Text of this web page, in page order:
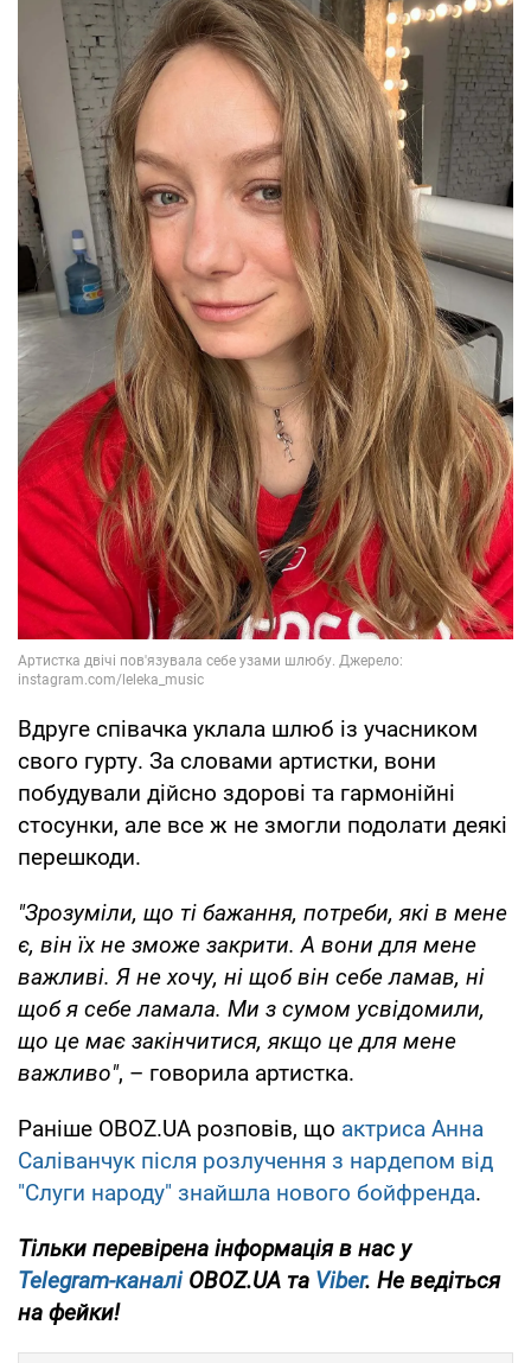
Вдруге співачка уклала шлюб із учасником
свого гурту. За словами артистки, вони
побудували дійсно здорові та гармонійні
стосунки, але все ж не змогли подолати деякі
перешкоди.
"Зрозуміли, що ті бажання, потреби, які в мене
є, він їх не зможе закрити. А вони для мене
важливі. Я не хочу, ні щоб він себе ламав, ні
щоб я себе ламала. Ми з сумом усвідомили,
що це має закінчитися, якщо це для мене
важливо", – говорила артистка.
Раніше OBOZ.UA розповів, що актриса Анна
Саліванчук після розлучення з нардепом від
"Слуги народу" знайшла нового бойфренда.
Тільки перевірена інформація в нас у
Telegram-каналіOBOZ.UA та Viber. Не ведіться
на фейки!